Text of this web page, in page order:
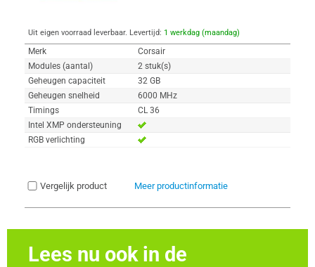
Uit eigen voorraad leverbaar. Levertijd: 1 werkdag (maandag)
Merk
Corsair
Modules (aantal)
2 stuk(s)
Geheugen capaciteit
32 GB
Geheugen snelheid
6000 MHz
Timings
CL 36
Intel XMP ondersteuning
RGB verlichting
Vergelijk product Meer productinformatie
Lees nu ook in de